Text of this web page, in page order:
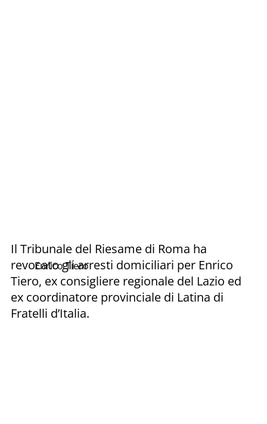
Enrico Tiero
Il Tribunale del Riesame di Roma ha
revocato gli arresti domiciliari per Enrico
Tiero, ex consigliere regionale del Lazio ed
ex coordinatore provinciale di Latina di
Fratelli d’Italia.